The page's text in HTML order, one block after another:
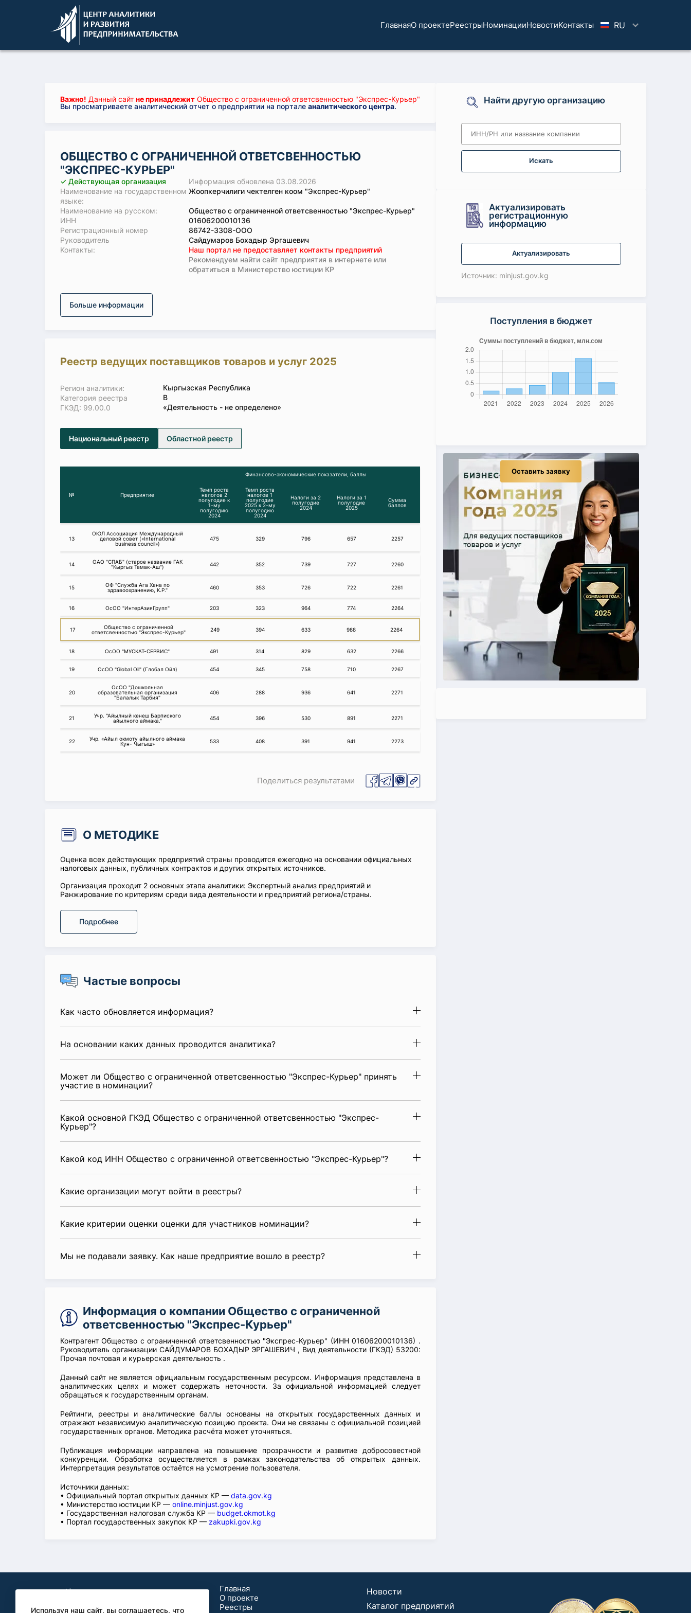
ГлавнаяО проектеРеестрыНоминацииНовостиKoнтaкты RU
Важно! Данный сайт не принадлежит Общество с ограниченной ответсвенностью "Экспрес-Курьер"
Вы просматриваете аналитический отчет о предприятии на портале аналитического центра.
ОБЩЕСТВО С ОГРАНИЧЕННОЙ ОТВЕТСВЕННОСТЬЮ
"ЭКСПРЕС-КУРЬЕР"
✓ Действующая организация
Информация обновлена 03.08.2026
Наименование на государственном
языке:
Жоопкерчилиги чектелген коом "Экспрес-Курьер"
Наименование на русском:
Общество с ограниченной ответсвенностью "Экспрес-Курьер"
ИНН
01606200010136
Регистрационный номер
86742-3308-ООО
Руководитель
Сайдумаров Бохадыр Эргашевич
Koнтaкты:
Наш портал не предоставляет контакты предприятий
Рекомендуем найти сайт предприятия в интернете или
обратиться в Министерство юстиции КР
Больше информации
Реестр ведущих поставщиков товаров и услуг 2025
Регион аналитики:
Кыргызская Республика
Категория реестра
В
ГКЭД: 99.00.0
«Деятельность - не определено»
Национальный реестр Областной реестр
№ Предприятие
Финансово-экономические показатели, баллы
Темп роста
налогов 2
полугодие к
1-му
полугодию
2024
Темп роста
налогов 1
полугодие
2025 к 2-му
полугодию
2024
Налоги за 2
полугодие
2024
Налоги за 1
полугодие
2025
Сумма
баллов
13
ОЮЛ Ассоциация Mеждународный
деловой совет («International
business council»)
475 329 796 657 2257
14
ОАО "СПАБ" (старое название ГАК
"Кыргыз Тамак-Аш")
442 352 739 727 2260
15
ОФ "Служба Ага Хана по
здравоохранению, К.Р."
460 353 726 722 2261
16 ОсОО "ИнтерАзияГрупп" 203 323 964 774 2264
17
Общество с ограниченной
ответсвенностью "Экспрес-Курьер"
249 394 633 988 2264
18 ОсОО "МУСКАТ-СЕРВИС" 491 314 829 632 2266
19 ОсОО "Global Oil" (Глобал Ойл) 454 345 758 710 2267
20
ОсОО "Дошкольная
образовательная организация
"Балалык Тарбия"
406 288 936 641 2271
21
Учр. "Айылный кенеш Барпиского
айылного аймака."
454 396 530 891 2271
22
Учр. «Айыл окмоту айылного аймака
Кун- Чыгыш»
533 408 391 941 2273
Поделиться результатами
О МЕТОДИКЕ
Оценка всех действующих предприятий страны проводится ежегодно на основании официальных
налоговых данных, публичных контрактов и других открытых источников.
Организация проходит 2 основных этапа аналитики: Экспертный анализ предприятий и
Ранжирование по критериям среди вида деятельности и предприятий региона/страны.
Подробнее
Частые вопросы
Как часто обновляется информация?
На основании каких данных проводится аналитика?
Может ли Общество с ограниченной ответсвенностью "Экспрес-Курьер" принять
участие в номинации?
Какой основной ГКЭД Общество с ограниченной ответсвенностью "Экспрес-
Курьер"?
Какой код ИНН Общество с ограниченной ответсвенностью "Экспрес-Курьер"?
Какие организации могут войти в реестры?
Какие критерии оценки оценки для участников номинации?
Мы не подавали заявку. Как наше предприятие вошло в реестр?
Информация о компании Общество с ограниченной
ответсвенностью "Экспрес-Курьер"
Контрагент Общество с ограниченной ответсвенностью "Экспрес-Курьер" (ИНН 01606200010136) .
Руководитель организации САЙДУМАРОВ БОХАДЫР ЭРГАШЕВИЧ , Вид деятельности (ГКЭД) 53200:
Прочая почтовая и курьерская деятельность .
Данный сайт не является официальным государственным ресурсом. Информация представлена в
аналитических целях и может содержать неточности. За официальной информацией следует
обращаться к государственным органам.
Рейтинги, реестры и аналитические баллы основаны на открытых государственных данных и
отражают независимую аналитическую позицию проекта. Они не связаны с официальной позицией
государственных органов. Методика расчёта может уточняться.
Публикация информации направлена на повышение прозрачности и развитие добросовестной
конкуренции. Обработка осуществляется в рамках законодательства об открытых данных.
Интерпретация результатов остаётся на усмотрение пользователя.
Источники данных:
• Официальный портал открытых данных КР — data.gov.kg
• Министерство юстиции КР — online.minjust.gov.kg
• Государственная налоговая служба КР — budget.okmot.kg
• Портал государственных закупок КР — zakupki.gov.kg
Найти другую организацию
Искать
Актуализировать
регистрационную
информацию
Актуализировать
Источник: minjust.gov.kg
Поступления в бюджет
Оставить заявку
Используя наш сайт, вы соглашаетесь, что
Главная
О проекте
Реестры
Новости
Каталог предприятий